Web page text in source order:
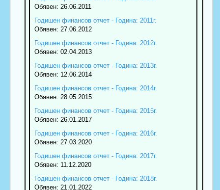
Обявен: 26.06.2011
Годишен финансов отчет - Година: 2011г.
Обявен: 27.06.2012
Годишен финансов отчет - Година: 2012г.
Обявен: 02.04.2013
Годишен финансов отчет - Година: 2013г.
Обявен: 12.06.2014
Годишен финансов отчет - Година: 2014г.
Обявен: 28.05.2015
Годишен финансов отчет - Година: 2015г.
Обявен: 26.01.2017
Годишен финансов отчет - Година: 2016г.
Обявен: 27.03.2020
Годишен финансов отчет - Година: 2017г.
Обявен: 11.12.2020
Годишен финансов отчет - Година: 2018г.
Обявен: 21.01.2022